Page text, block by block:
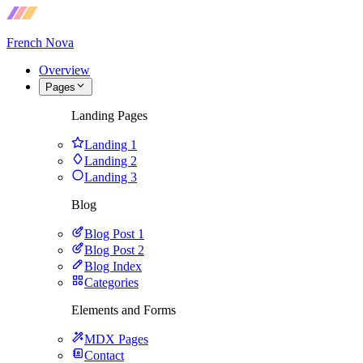
French Nova
Overview
Pages
Landing Pages
Landing 1
Landing 2
Landing 3
Blog
Blog Post 1
Blog Post 2
Blog Index
Categories
Elements and Forms
MDX Pages
Contact